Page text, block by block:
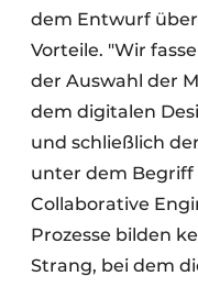
dem Entwurf
Vorteile. "Wir
der Auswahl der
dem digitalen
und schließlich
unter dem
Collaborative
Prozesse bilden
Strang, bei dem